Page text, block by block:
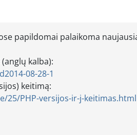
papildomai palaikoma
kalba):
08-28-1
keitimą:
25/PHP-versijos-ir-j-keitimas.html